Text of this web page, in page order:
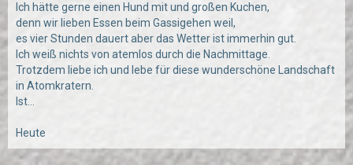
Ich hätte gerne einen Hund mit und großen Kuchen,
denn wir lieben Essen beim Gassigehen weil,
es vier Stunden dauert aber das Wetter ist immerhin gut.
Ich weiß nichts von atemlos durch die Nachmittage.
Trotzdem liebe ich und lebe für diese wunderschöne Landschaft
in Atomkratern.
Ist...
Heute